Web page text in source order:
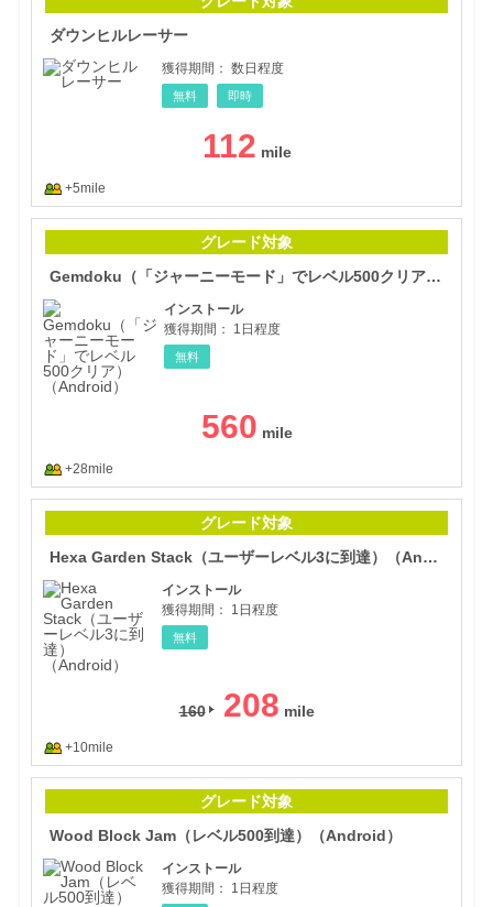
ダウンヒルレーサー
獲得期間： 数日程度
無料 即時
112
+5mile
グレード対象
Gemdoku（「ジャーニーモード」でレベル500クリア）（Android）
インストール
獲得期間：
1日程度
無料
560
+28mile
グレード対象
Hexa Garden Stack（ユーザーレベル3に到達）（Android）
インストール
獲得期間：
1日程度
無料
160 208
+10mile
グレード対象
Wood Block Jam（レベル500到達）（Android）
インストール
獲得期間：
1日程度